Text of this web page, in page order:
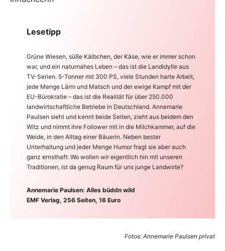
Lesetipp
Grüne Wiesen, süße Kälbchen, der Käse, wie er immer schon
war, und ein naturnahes Leben – das ist die Landidylle aus
TV-Serien. 5-Tonner mit 300 PS, viele Stunden harte Arbeit,
jede Menge Lärm und Matsch und der ewige Kampf mit der
EU-Bürokratie – das ist die Realität für über 250.000
landwirtschaftliche Betriebe in Deutschland. Annemarie
Paulsen sieht und kennt beide Seiten, zieht aus beidem den
Witz und nimmt ihre Follower mit in die Milchkammer, auf die
Weide, in den Alltag einer Bäuerin. Neben bester
Unterhaltung und jeder Menge Humor fragt sie aber auch
ganz ernsthaft: Wo wollen wir eigentlich hin mit unseren
Traditionen, ist da genug Raum für uns junge Landwirte?
Annemarie Paulsen: Alles büddn wild
EMF Verlag, 256 Seiten, 16 Euro
Fotos: Annemarie Paulsen privat